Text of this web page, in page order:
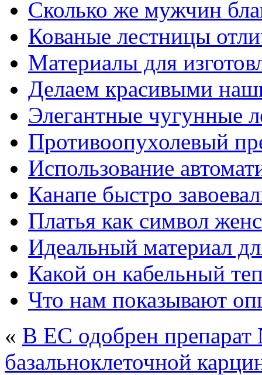
Сколько же мужчин
Кованые лестницы
Материалы для
Делаем красивыми
Элегантные чугунные
Противоопухолевый
Использование
Канапе быстро
Платья как символ
Идеальный материал
Какой он кабельный
Что нам показывают
« В ЕС одобрен препарат
базальноклеточной